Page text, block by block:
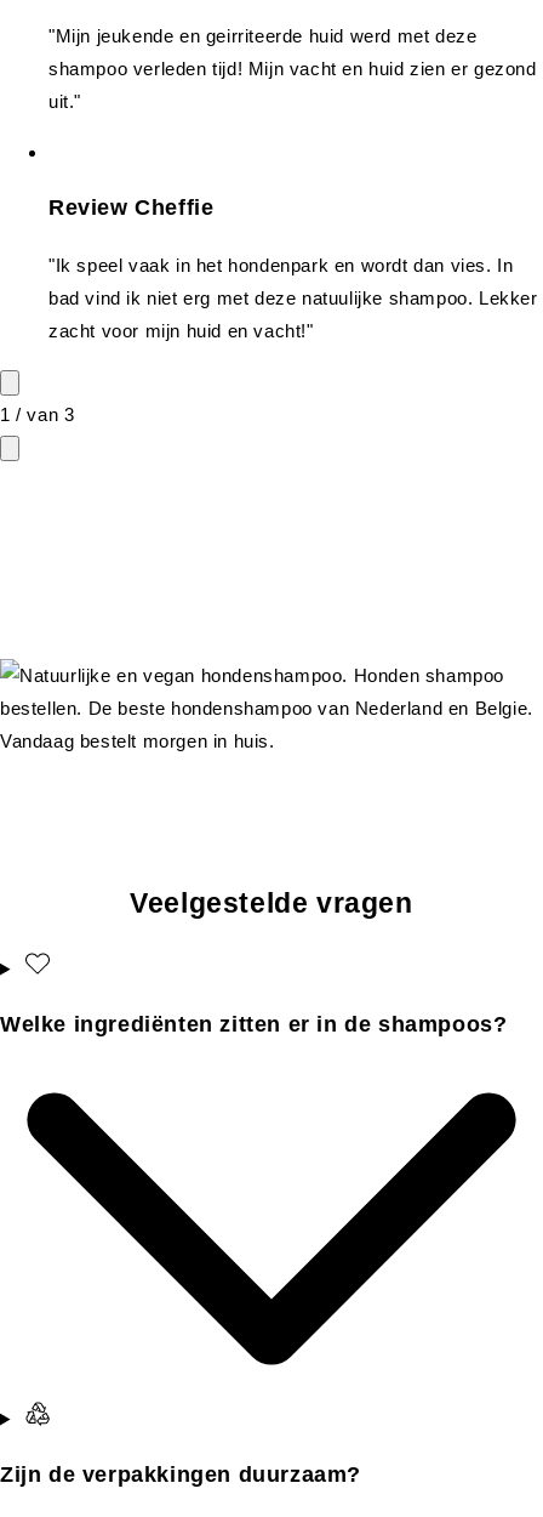
"Mijn jeukende en geirriteerde huid werd met deze
shampoo verleden tijd! Mijn vacht en huid zien er gezond
uit."
Review Cheffie
"Ik speel vaak in het hondenpark en wordt dan vies. In
bad vind ik niet erg met deze natuulijke shampoo. Lekker
zacht voor mijn huid en vacht!"
1 /van 3
Veelgestelde vragen
Welke ingrediënten zitten er in de shampoos?
Zijn de verpakkingen duurzaam?